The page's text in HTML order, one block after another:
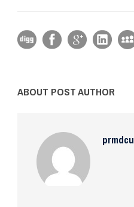
ABOUT POST AUTHOR
prmdcu